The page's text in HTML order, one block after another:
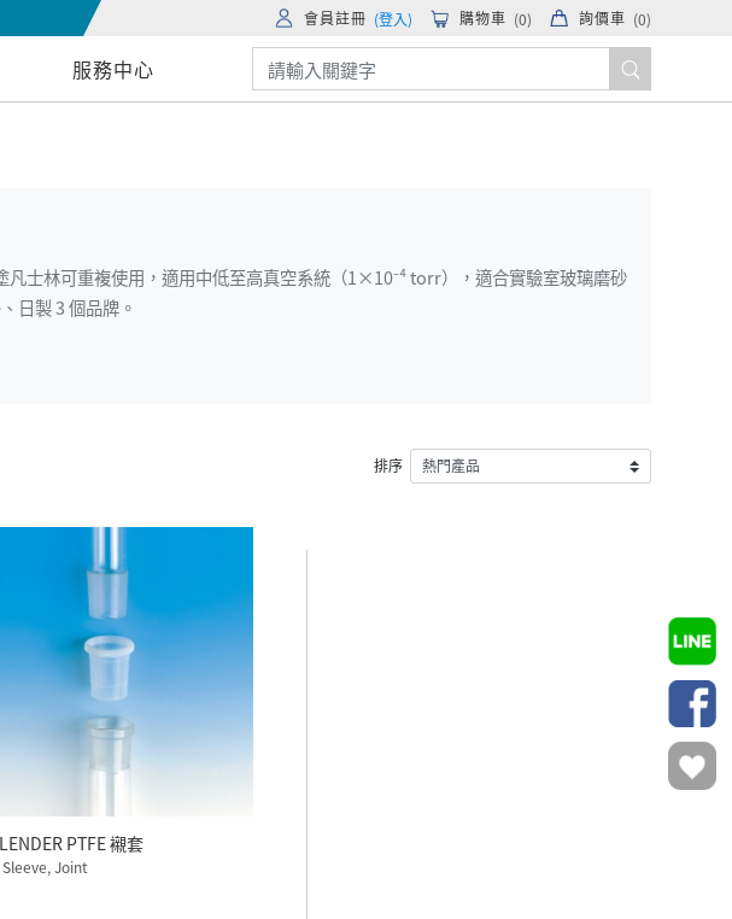
會員註冊 (登入) 購物車 (0) 詢價車 (0)
服務中心
士林可重複使用，適用中低至高真空系統（1×10⁻⁴ torr），適合實驗室玻璃磨砂
日製 3 個品牌。
排序
PTFE 襯套
Sleeve, Joint